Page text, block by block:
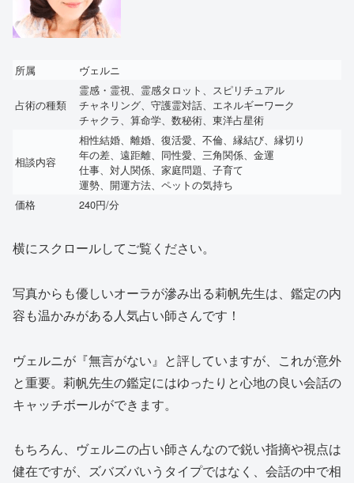
所属 ヴェルニ
占術の種類
霊感・霊視、霊感タロット、スピリチュアル
チャネリング、守護霊対話、エネルギーワーク
チャクラ、算命学、数秘術、東洋占星術
相談内容
相性結婚、離婚、復活愛、不倫、縁結び、縁切り
年の差、遠距離、同性愛、三角関係、金運
仕事、対人関係、家庭問題、子育て
運勢、開運方法、ペットの気持ち
価格
240円/分
横にスクロールしてご覧ください。
写真からも優しいオーラが滲み出る莉帆先生は、鑑定の内
容も温かみがある人気占い師さんです！
ヴェルニが『無言がない』と評していますが、これが意外
と重要。莉帆先生の鑑定にはゆったりと心地の良い会話の
キャッチボールができます。
もちろん、ヴェルニの占い師さんなので鋭い指摘や視点は
健在ですが、ズバズバいうタイプではなく、会話の中で相